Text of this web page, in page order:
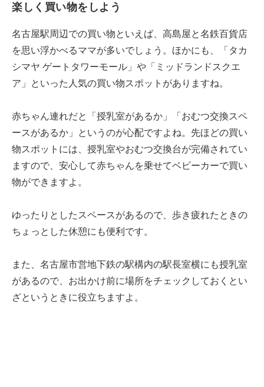
楽しく買い物をしよう
名古屋駅周辺での買い物といえば、高島屋と名鉄百貨店
を思い浮かべるママが多いでしょう。ほかにも、「タカ
シマヤ ゲートタワーモール」や「ミッドランドスクエ
ア」といった人気の買い物スポットがありますね。
赤ちゃん連れだと「授乳室があるか」「おむつ交換スペ
ースがあるか」というのが心配ですよね。先ほどの買い
物スポットには、授乳室やおむつ交換台が完備されてい
ますので、安心して赤ちゃんを乗せてベビーカーで買い
物ができますよ。
ゆったりとしたスペースがあるので、歩き疲れたときの
ちょっとした休憩にも便利です。
また、名古屋市営地下鉄の駅構内の駅長室横にも授乳室
があるので、お出かけ前に場所をチェックしておくとい
ざというときに役立ちますよ。